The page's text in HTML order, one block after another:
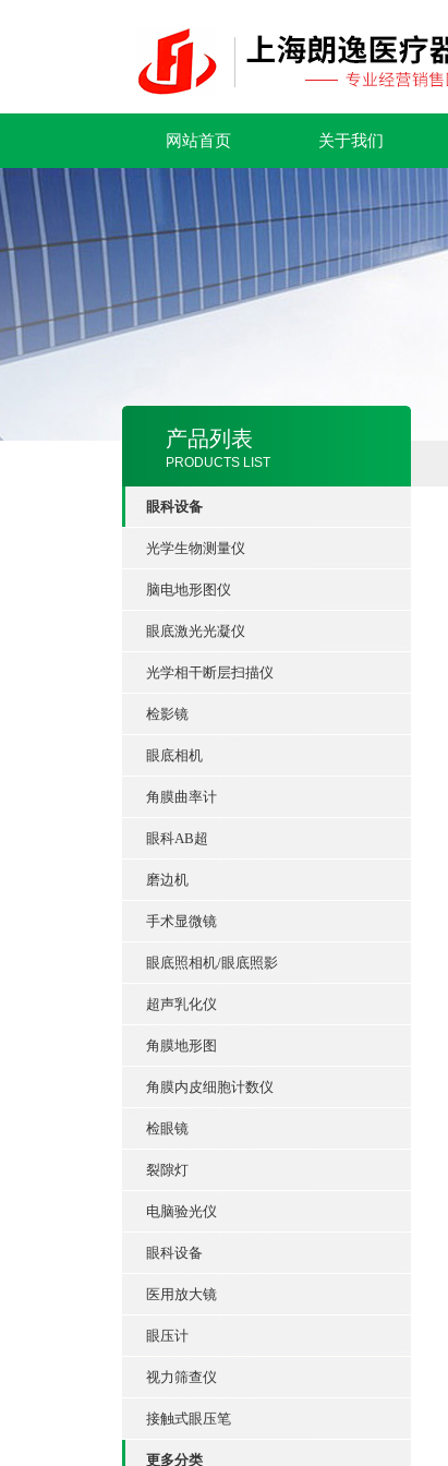
网站首页 关于我们
产品列表
PRODUCTS LIST
眼科设备
光学生物测量仪
脑电地形图仪
眼底激光光凝仪
光学相干断层扫描仪
检影镜
眼底相机
角膜曲率计
眼科AB超
磨边机
手术显微镜
眼底照相机/眼底照影
超声乳化仪
角膜地形图
角膜内皮细胞计数仪
检眼镜
裂隙灯
电脑验光仪
眼科设备
医用放大镜
眼压计
视力筛查仪
接触式眼压笔
更多分类